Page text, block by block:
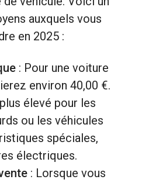
auxquels vous
en 2025 :
: Pour une voiture
environ 40,00 €.
élevé pour les
ou les véhicules
spéciales,
électriques.
: Lorsque vous